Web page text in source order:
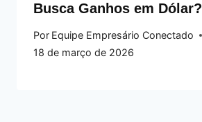
Busca Ganhos em Dólar?
Por Equipe Empresário Conectado
18 de março de 2026